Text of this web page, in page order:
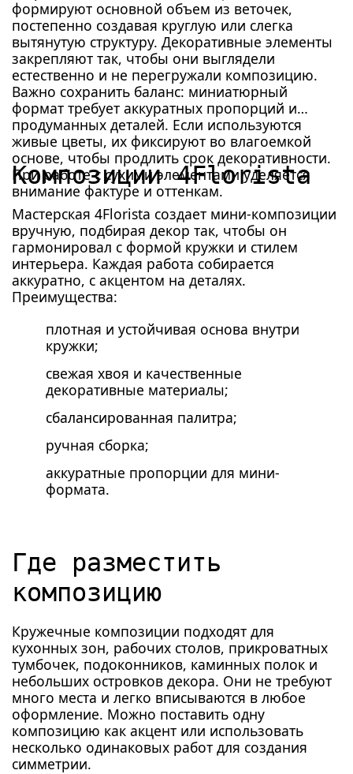
формируют основной объем из веточек,
постепенно создавая круглую или слегка
вытянутую структуру. Декоративные элементы
закрепляют так, чтобы они выглядели
естественно и не перегружали композицию.
Важно сохранить баланс: миниатюрный
формат требует аккуратных пропорций и
продуманных деталей. Если используются
живые цветы, их фиксируют во влагоемкой
основе, чтобы продлить срок декоративности.
При работе с сухими элементами уделяется
внимание фактуре и оттенкам.
Композиции 4Florista
Мастерская 4Florista создает мини-композиции
вручную, подбирая декор так, чтобы он
гармонировал с формой кружки и стилем
интерьера. Каждая работа собирается
аккуратно, с акцентом на деталях.
Преимущества:
плотная и устойчивая основа внутри
кружки;
свежая хвоя и качественные
декоративные материалы;
сбалансированная палитра;
ручная сборка;
аккуратные пропорции для мини-
формата.
Где разместить
композицию
Кружечные композиции подходят для
кухонных зон, рабочих столов, прикроватных
тумбочек, подоконников, каминных полок и
небольших островков декора. Они не требуют
много места и легко вписываются в любое
оформление. Можно поставить одну
композицию как акцент или использовать
несколько одинаковых работ для создания
симметрии.